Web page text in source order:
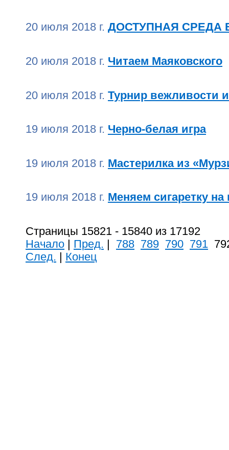
20 июля 2018 г. ДОСТУПНАЯ СРЕДА
20 июля 2018 г. Читаем Маяковского
20 июля 2018 г. Турнир вежливости
19 июля 2018 г. Черно-белая игра
19 июля 2018 г. Мастерилка из
19 июля 2018 г. Меняем сигаретку на
Страницы 15821 - 15840 из 17192
Начало
Пред. 788 789 790 791
След.
Конец